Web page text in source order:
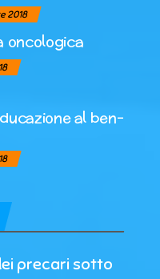
2018
oncologica
al ben-
precari sotto